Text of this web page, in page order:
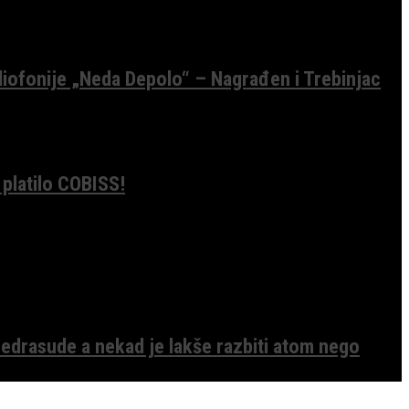
„Neda Depolo“ – Nagrađen i Trebinjac
COBISS!
a nekad je lakše razbiti atom nego